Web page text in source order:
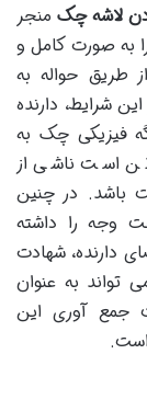
لاشه چکمنجر
به صورت کامل و
طریق حواله به
شرایط، دارنده
فیزیکی چک به
است ناشی از
باشد. در چنین
وجه را داشته
دارنده، شهادت
تواند به عنوان
جمع آوری این
است.